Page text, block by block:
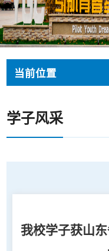
当前位置
学子风采
我校学子获山